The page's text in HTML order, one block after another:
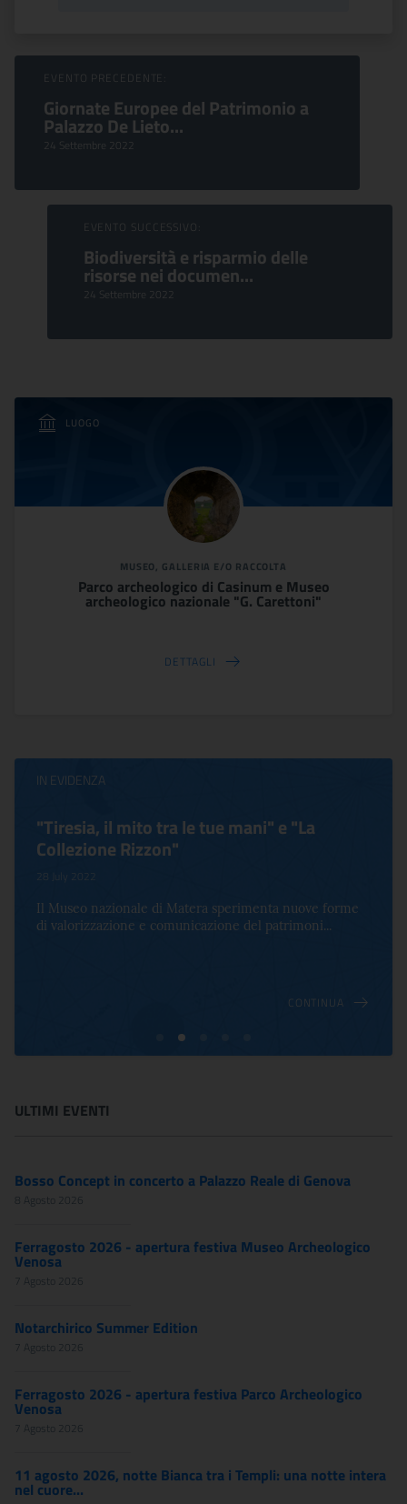
Sfoglia Eventi
EVENTO PRECEDENTE:
Giornate Europee del Patrimonio a
Palazzo De Lieto...
24 Settembre 2022
EVENTO SUCCESSIVO:
Biodiversità e risparmio delle
risorse nei documen...
24 Settembre 2022
LUOGO
MUSEO, GALLERIA E/O RACCOLTA
Parco archeologico di Casinum e Museo
archeologico nazionale "G. Carettoni"
DETTAGLI
IN EVIDENZA
"Tiresia, il mito tra le tue mani" e "La
Collezione Rizzon"
28 July 2022
Il Museo nazionale di Matera sperimenta nuove forme
di valorizzazione e comunicazione del patrimoni...
CONTINUA
ULTIMI EVENTI
Bosso Concept in concerto a Palazzo Reale di Genova
8 Agosto 2026
Ferragosto 2026 - apertura festiva Museo Archeologico
Venosa
7 Agosto 2026
Notarchirico Summer Edition
7 Agosto 2026
Ferragosto 2026 - apertura festiva Parco Archeologico
Venosa
7 Agosto 2026
11 agosto 2026, notte Bianca tra i Templi: una notte intera
nel cuore...